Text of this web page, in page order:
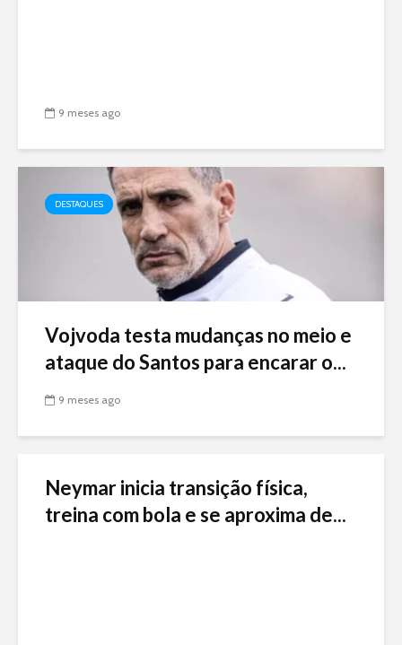
9 meses ago
DESTAQUES
Vojvoda testa mudanças no meio e
ataque do Santos para encarar o...
9 meses ago
Neymar inicia transição física,
treina com bola e se aproxima de...